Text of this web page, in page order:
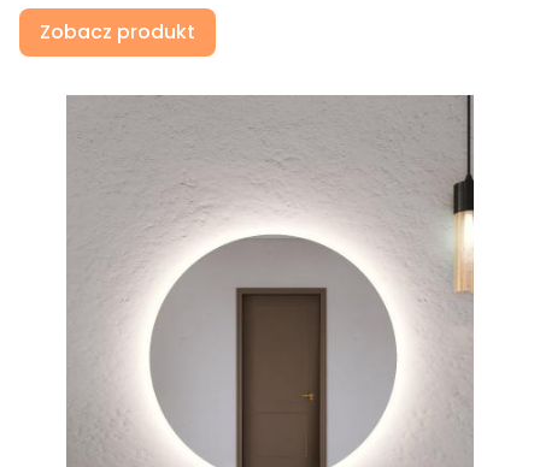
Zobacz produkt